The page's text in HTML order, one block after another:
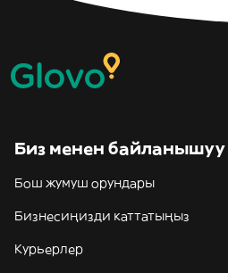
Биз менен байланышуу
Бош жумуш орундары
Бизнесиңизди каттатыңыз
Курьерлер